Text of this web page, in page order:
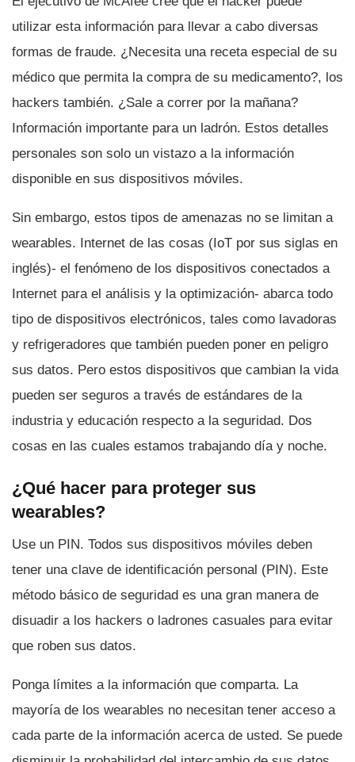
utilizar esta información para llevar a cabo diversas
formas de fraude. ¿Necesita una receta especial de su
médico que permita la compra de su medicamento?, los
hackers también. ¿Sale a correr por la mañana?
Información importante para un ladrón. Estos detalles
personales son solo un vistazo a la información
disponible en sus dispositivos móviles.
Sin embargo, estos tipos de amenazas no se limitan a
wearables. Internet de las cosas (IoT por sus siglas en
inglés)- el fenómeno de los dispositivos conectados a
Internet para el análisis y la optimización- abarca todo
tipo de dispositivos electrónicos, tales como lavadoras
y refrigeradores que también pueden poner en peligro
sus datos. Pero estos dispositivos que cambian la vida
pueden ser seguros a través de estándares de la
industria y educación respecto a la seguridad. Dos
cosas en las cuales estamos trabajando dí­a y noche.
¿Qué hacer para proteger sus
wearables?
Use un PIN. Todos sus dispositivos móviles deben
tener una clave de identificación personal (PIN). Este
método básico de seguridad es una gran manera de
disuadir a los hackers o ladrones casuales para evitar
que roben sus datos.
Ponga lí­mites a la información que comparta. La
mayorí­a de los wearables no necesitan tener acceso a
cada parte de la información acerca de usted. Se puede